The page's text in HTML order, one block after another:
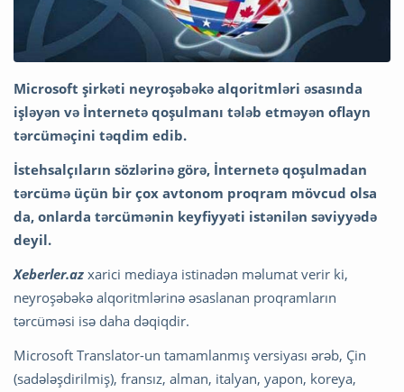
Microsoft şirkəti neyroşəbəkə alqoritmləri əsasında
işləyən və İnternetə qoşulmanı tələb etməyən oflayn
tərcüməçini təqdim edib.
İstehsalçıların sözlərinə görə, İnternetə qoşulmadan
tərcümə üçün bir çox avtonom proqram mövcud olsa
da, onlarda tərcümənin keyfiyyəti istənilən səviyyədə
deyil.
Xeberler.az xarici mediaya istinadən məlumat verir ki,
neyroşəbəkə alqoritmlərinə əsaslanan proqramların
tərcüməsi isə daha dəqiqdir.
Microsoft Translator-un tamamlanmış versiyası ərəb, Çin
(sadələşdirilmiş), fransız, alman, italyan, yapon, koreya,